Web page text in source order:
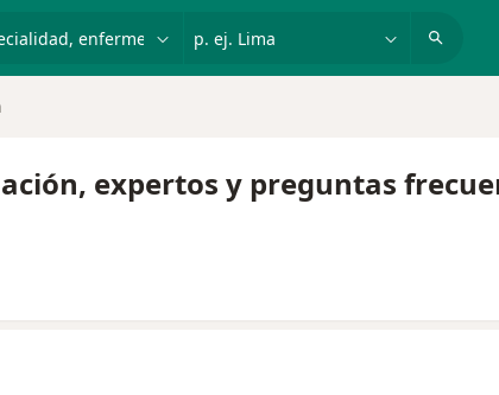
expertos y preguntas